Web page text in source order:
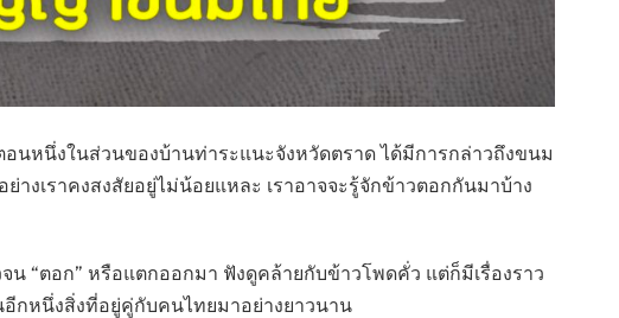
นหนึ่งในส่วนของบ้านท่าระแนะจังหวัดตราด ได้มีการกล่าวถึงขนม
เราคงสงสัยอยู่ไม่น้อยแหละ เราอาจจะรู้จักข้าวตอกกันมาบ้าง
“ตอก” หรือแตกออกมา ฟังดูคล้ายกับข้าวโพดคั่ว แต่ก็มีเรื่องราว
กหนึ่งสิ่งที่อยู่คู่กับคนไทยมาอย่างยาวนาน